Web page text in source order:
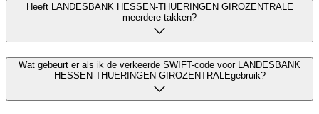
Heeft LANDESBANK HESSEN-THUERINGEN GIROZENTRALE
meerdere takken?
Wat gebeurt er als ik de verkeerde SWIFT-code voor LANDESBANK
HESSEN-THUERINGEN GIROZENTRALEgebruik?